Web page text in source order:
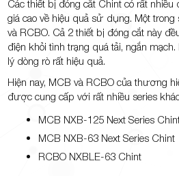
Các thiết bị đóng cắt Chint có rất
giá cao về hiệu quả sử dụng. Một
và RCBO. Cả 2 thiết bị đóng cắt này
điện khỏi tình trạng quá tải, ngắn
lý dòng rò rất hiệu quả.
Hiện nay, MCB và RCBO của thương
được cung cấp với rất nhiều series
MCB NXB-125 Next Series
MCB NXB-63 Next Series Chint
RCBO NXBLE-63 Chint